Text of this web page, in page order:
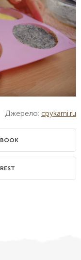
Джерело: cpykami.ru